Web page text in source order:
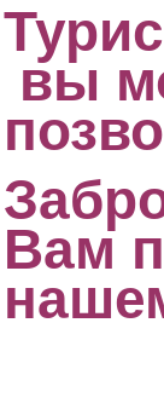
вы
Вам